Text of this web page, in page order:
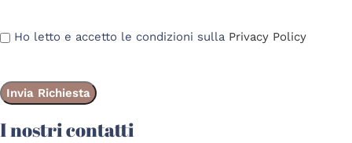
Ho letto e accetto le condizioni sulla Privacy Policy
I nostri contatti